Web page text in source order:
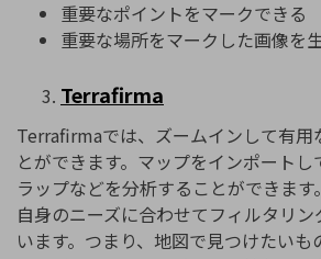
重要なポイントをマークできる
重要な場所をマークした画像を
Terrafirma
Terrafirmaでは、ズームインして有用
とができます。マップをインポート
ラップなどを分析することができま
自身のニーズに合わせてフィルタリ
います。つまり、地図で見つけたいも